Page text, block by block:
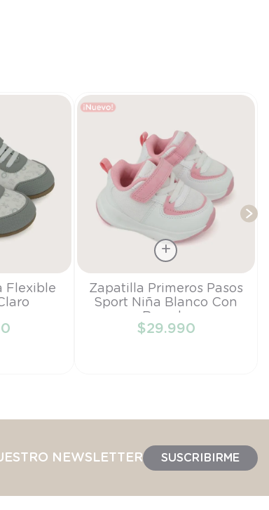
Flexible
Talla
18
AÑADIR AL CARRITO
Zapatilla Primeros Pasos
Sport Niña Blanco Con
Rosado
$29.990
NEWSLETTER SUSCRIBIRME